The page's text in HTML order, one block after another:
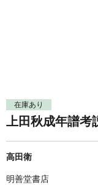
単行本◆日本語史
単行本◆美術
Ｗｅｂ版
古書目録
在庫あり
上田秋成年譜考
高田衛
明善堂書店